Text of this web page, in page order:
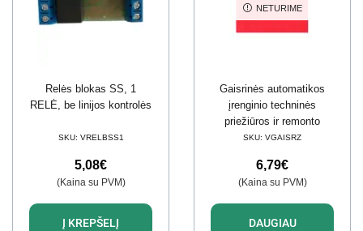
Relės blokas SS, 1
RELĖ, be linijos kontrolės
SKU: VRELBSS1
5,08€
(Kaina su PVM)
Į KREPŠELĮ
NETURIME
Gaisrinės automatikos
įrenginio techninės
priežiūros ir remonto
apskaitos žurnalas
SKU: VGAISRZ
6,79€
(Kaina su PVM)
DAUGIAU